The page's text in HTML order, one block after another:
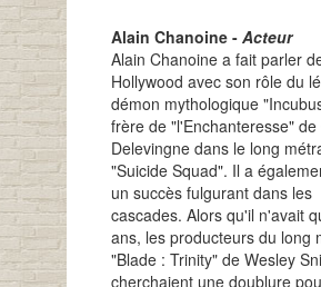
Alain Chanoine - Acteur
Alain Chanoine a fait parler
Hollywood avec son rôle du
démon mythologique
frère de "l'Enchanteresse" de
Delevingne dans le long
"Suicide Squad". Il a
un succès fulgurant dans les
cascades. Alors qu'il n'avait
ans, les producteurs du long
"Blade : Trinity" de Wesley
cherchaient une doublure